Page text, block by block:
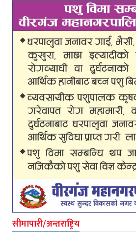
सीमापारी/अन्तराष्ट्रिय